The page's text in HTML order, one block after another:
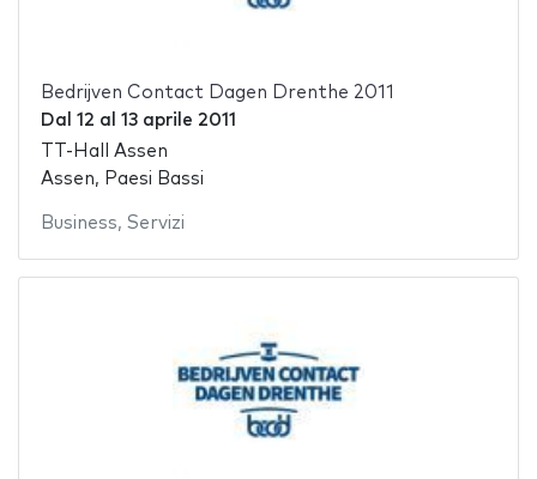
Bedrijven Contact Dagen Drenthe 2011
Dal 12 al 13 aprile 2011
TT-Hall Assen
Assen, Paesi Bassi
Business, Servizi